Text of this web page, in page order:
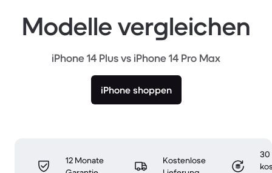
Modelle vergleichen
iPhone 14 Plus vs iPhone 14 Pro Max
iPhone shoppen
12 Monate
Kostenlose
30